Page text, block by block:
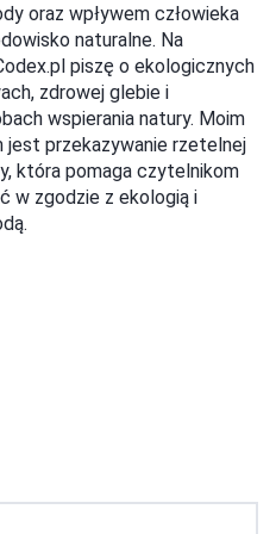
oraz wpływem człowieka
naturalne. Na
piszę o ekologicznych
zdrowej glebie i
wspierania natury. Moim
jest przekazywanie rzetelnej
która pomaga czytelnikom
w zgodzie z ekologią i